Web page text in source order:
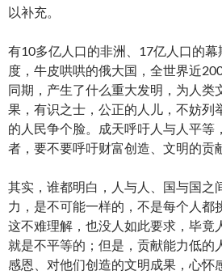
以补充。
有10多亿人口的非洲、17亿人口的
度，牛皮哄哄的俄大国，全世界近
同期，产生了什么重大发明，为人类
果，有识之士，公正的人儿，不妨列
的人民争个脸。成天呼吁人与人平等
者，要不要呼吁财富创造、文明的贡
其实，谁都明白，人与人、国与国之
力，是不可能一样的，不是每个人都
这不难理解，也没人如此要求，毕竟
就是不平等的；但是，贡献能力低的
感恩、对他们创造的文明成果，心怀